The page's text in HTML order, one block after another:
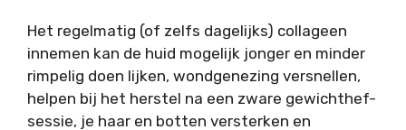
Het regelmatig (of zelfs dagelijks) collageen
innemen kan de huid mogelijk jonger en minder
rimpelig doen lijken, wondgenezing versnellen,
helpen bij het herstel na een zware gewichthef-
sessie, je haar en botten versterken en